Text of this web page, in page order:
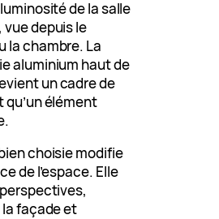
de la salle
vue depuis le
la chambre. La
aluminium haut de
un cadre de
qu’un élément
choisie modifie
de l’espace. Elle
façade et